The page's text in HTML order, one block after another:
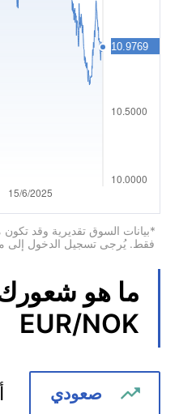
简体中文
Bahasa Indonesia
*بيانات السوق تقديرية وقد
فقط. يُرجى تسجيل الدخول إلى
ما هو
EUR/NOK
صعودي